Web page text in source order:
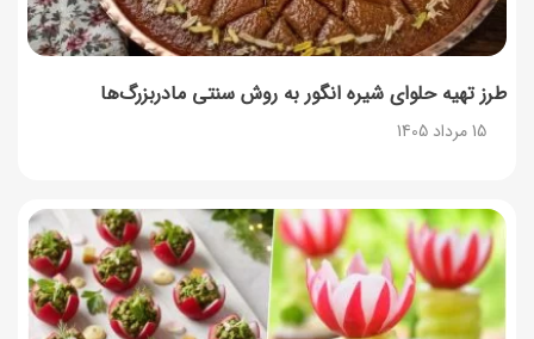
طرز تهیه حلوای شیره انگور به روش سنتی مادربزرگ‌ها
15 مرداد 1405
طرز تهیه پنکیک با شیره انگور؛ صبحانه‌ای سالم و انرژی‌بخش
14 مرداد 1405
طرز تهیه پش ملبا (پیچ ملبا)؛ دسر کلاسیک هلو و بستنی
13 مرداد 1405